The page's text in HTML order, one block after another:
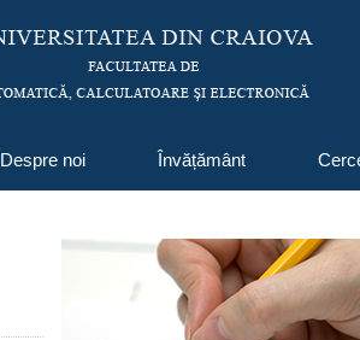
Despre noi Învățământ